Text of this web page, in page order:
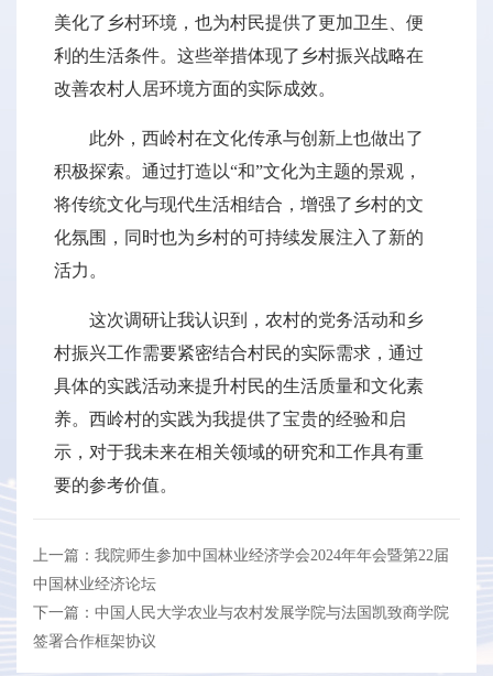
美化了乡村环境，也为村民提供了更加卫生、便
利的生活条件。这些举措体现了乡村振兴战略在
改善农村人居环境方面的实际成效。
此外，西岭村在文化传承与创新上也做出了
积极探索。通过打造以“和”文化为主题的景观，
将传统文化与现代生活相结合，增强了乡村的文
化氛围，同时也为乡村的可持续发展注入了新的
活力。
这次调研让我认识到，农村的党务活动和乡
村振兴工作需要紧密结合村民的实际需求，通过
具体的实践活动来提升村民的生活质量和文化素
养。西岭村的实践为我提供了宝贵的经验和启
示，对于我未来在相关领域的研究和工作具有重
要的参考价值。
上一篇：我院师生参加中国林业经济学会2024年年会暨第22届
中国林业经济论坛
下一篇：中国人民大学农业与农村发展学院与法国凯致商学院
签署合作框架协议